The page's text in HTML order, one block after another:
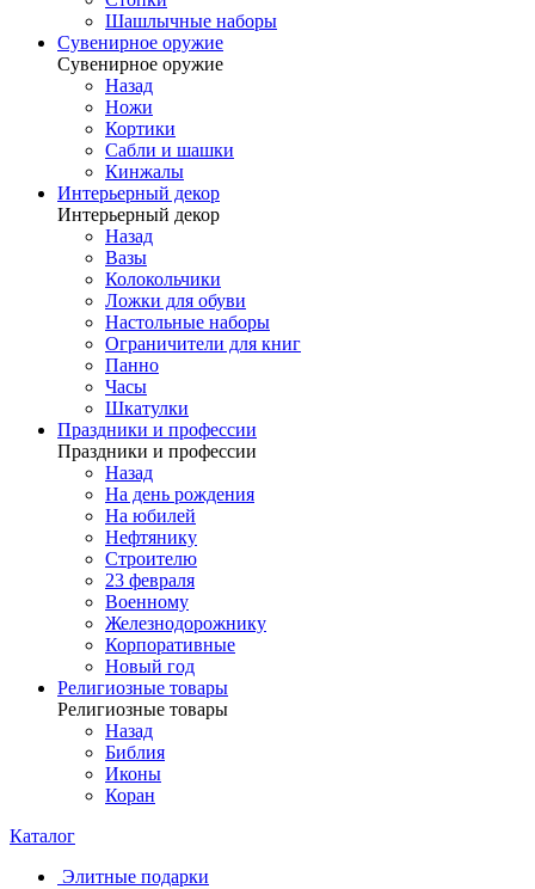
Шашлычные наборы
Сувенирное оружие
Сувенирное оружие
Назад
Ножи
Кортики
Сабли и шашки
Кинжалы
Интерьерный декор
Интерьерный декор
Назад
Вазы
Колокольчики
Ложки для обуви
Настольные наборы
Ограничители для книг
Панно
Часы
Шкатулки
Праздники и профессии
Праздники и профессии
Назад
На день рождения
На юбилей
Нефтянику
Строителю
23 февраля
Военному
Железнодорожнику
Корпоративные
Новый год
Религиозные товары
Религиозные товары
Назад
Библия
Иконы
Коран
Каталог
Элитные подарки